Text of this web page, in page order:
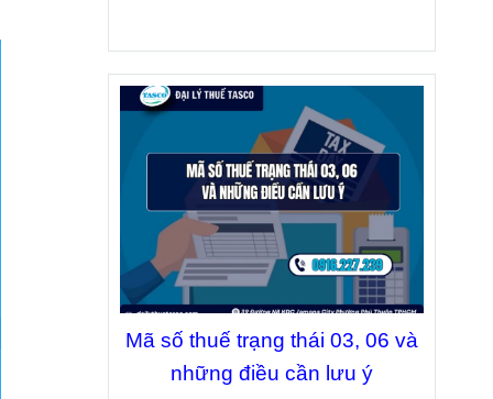
Mã số thuế trạng thái 03, 06 và
những điều cần lưu ý